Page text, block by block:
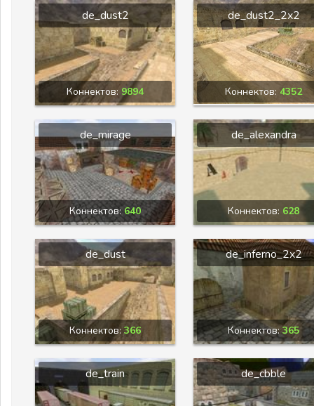
Коннектов: 9894
de_dust2
Коннектов: 4352
de_dust2_2x2
Коннектов:640
de_mirage
Коннектов: 628
de_alexandra
Коннектов:366
de_dust
Коннектов:365
de_inferno_2x2
de_train de_cbble